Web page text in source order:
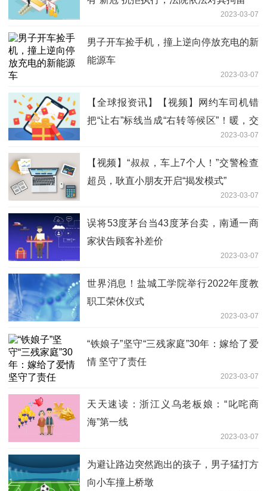
2023-03-07
男子开车捡手机，撞上逆向停放充电的新
能源车
2023-03-07
【全球报资讯】【视频】网约车司机错
把“让右”标线当成“右转等候区”！暖，交
2023-03-07
【视频】“叔叔，车上7个人！”交警检查
超员，耿直小朋友开启“揭发模式”
2023-03-07
误将53度茅台当43度茅台卖，南通一商
家状告顾客补差价
2023-03-07
世界消息！盐城工学院举行2022年度教
职工荣休仪式
2023-03-07
“铁娘子”坚守“三残家庭”30年：嫁给了爱
情 坚守了责任
2023-03-07
天天速读：浙江义乌老板娘：“叱咤商
海”第一线
2023-03-07
为避让路边突然跑出的孩子，男子猛打方
向小车撞上桥墩